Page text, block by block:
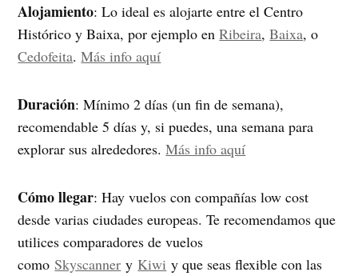
Alojamiento: Lo ideal es alojarte entre el Centro
Histórico y Baixa, por ejemplo enRibeira,Baixa, o
Cedofeita.Más info aquí
Duración: Mínimo 2 días (un fin de semana),
recomendable 5 días y, si puedes, una semana para
explorar sus alrededores.Más info aquí
Cómo llegar: Hay vuelos con compañías low cost
desde varias ciudades europeas. Te recomendamos que
utilices comparadores de vuelos
como Skyscanner y Kiwi y que seas flexible con las